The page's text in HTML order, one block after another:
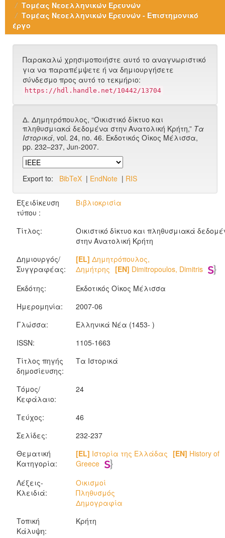
Τομέας Νεοελληνικών Ερευνών
Τομέας Νεοελληνικών Ερευνών - Επιστημονικό
έργο
Παρακαλώ χρησιμοποιήστε αυτό το αναγνωριστικό
για να παραπέμψετε ή να δημιουργήσετε
σύνδεσμο προς αυτό το τεκμήριο:
https://hdl.handle.net/10442/13704
Δ. Δημητρόπουλος, “Οικιστικό δίκτυο και
πληθυσμιακά δεδομένα στην Ανατολική Κρήτη,” Τα
Ιστορικά, vol. 24, no. 46. Εκδοτικός Οίκος Μέλισσα,
pp. 232–237, Jun-2007.
Export to: BibTeX | EndNote | RIS
Εξειδίκευση
τύπου :
Βιβλιοκρισία
Τίτλος:
Οικιστικό δίκτυο και πληθυσμιακά
στην Ανατολική Κρήτη
Δημιουργός/
Συγγραφέας:
[EL] Δημητρόπουλος,
Δημήτρης [EN] Dimitropoulos, Dimitris
Εκδότης:
Εκδοτικός Οίκος Μέλισσα
Ημερομηνία:
2007-06
Γλώσσα:
Ελληνικά Νέα (1453- )
ISSN:
1105-1663
Τίτλος πηγής
δημοσίευσης:
Τα Ιστορικά
Τόμος/
Κεφάλαιο:
24
Τεύχος:
46
Σελίδες:
232-237
Θεματική
Κατηγορία:
[EL] Ιστορία της Ελλάδας [EN] History of
Greece
Λέξεις-
Κλειδιά:
Οικισμοί
Πληθυσμός
Δημογραφία
Τοπική
Κάλυψη:
Κρήτη